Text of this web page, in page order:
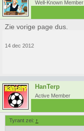
Well-Known Member
Zie vorige page dus.
14 dec 2012
HanTerp
Active Member
Tyrant zei: ↑